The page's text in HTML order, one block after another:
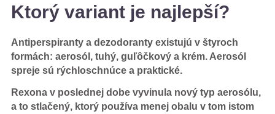
Ktorý variant je najlepší?
Antiperspiranty a dezodoranty existujú v štyroch
formách: aerosól, tuhý, guľôčkový a krém. Aerosól
spreje sú rýchloschnúce a praktické.
Rexona v poslednej dobe vyvinula nový typ aerosólu,
a to stlačený, ktorý používa menej obalu v tom istom